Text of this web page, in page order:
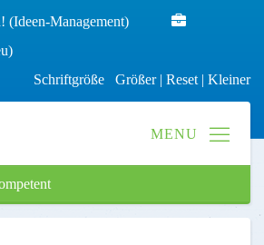
(Ideen-Management)
Schriftgröße Größer| Reset | Kleiner